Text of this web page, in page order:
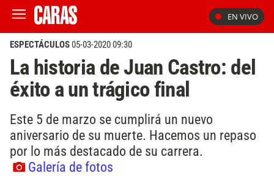
EN VIVO
ESPECTÁCULOS05-03-2020 09:30
La historia de Juan Castro: del
éxito a un trágico final
Este 5 de marzo se cumplirá un nuevo
aniversario de su muerte. Hacemos un repaso
por lo más destacado de su carrera.
Galería de fotos